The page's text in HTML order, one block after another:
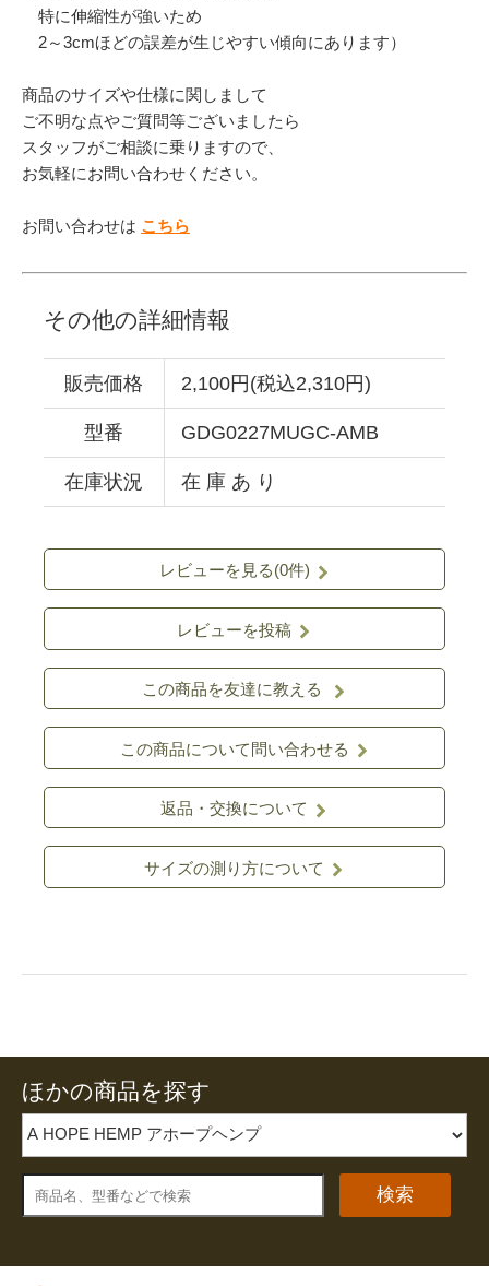
特に伸縮性が強いため
2～3cmほどの誤差が生じやすい傾向にあります）
商品のサイズや仕様に関しまして
ご不明な点やご質問等ございましたら
スタッフがご相談に乗りますので、
お気軽にお問い合わせください。
お問い合わせは こちら
その他の詳細情報
販売価格 2,100円(税込2,310円)
型番 GDG0227MUGC-AMB
在庫状況 在 庫 あ り
レビューを見る(0件)
レビューを投稿
この商品を友達に教える
この商品について問い合わせる
返品・交換について
サイズの測り方について
ほかの商品を探す
検索